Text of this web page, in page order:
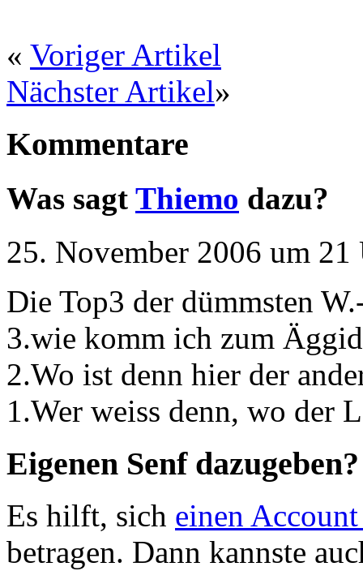
« Voriger Artikel
Nächster Artikel»
Kommentare
Was sagt Thiemo dazu?
25. November 2006 um 21
Die Top3 der dümmsten
3.wie komm ich zum
2.Wo ist denn hier der
1.Wer weiss denn, wo der
Eigenen Senf dazugeben?
Es hilft, sich einen
betragen. Dann kannste